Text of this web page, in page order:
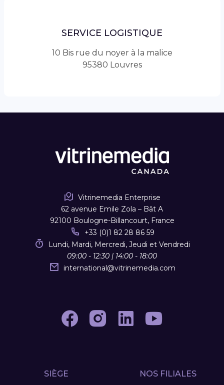
SERVICE LOGISTIQUE
10 Bis rue du noyer à la malice
95380 Louvres
Vitrinemedia Enterprise
62 avenue Emile Zola – Bât A
92100 Boulogne-Billancourt, France
+33 (0)1 82 28 86 59
Lundi, Mardi, Mercredi, Jeudi et Vendredi
09:00 - 12:30 | 14:00 - 18:00
international@vitrinemedia.com
SIÈGE
NOS FILIALES